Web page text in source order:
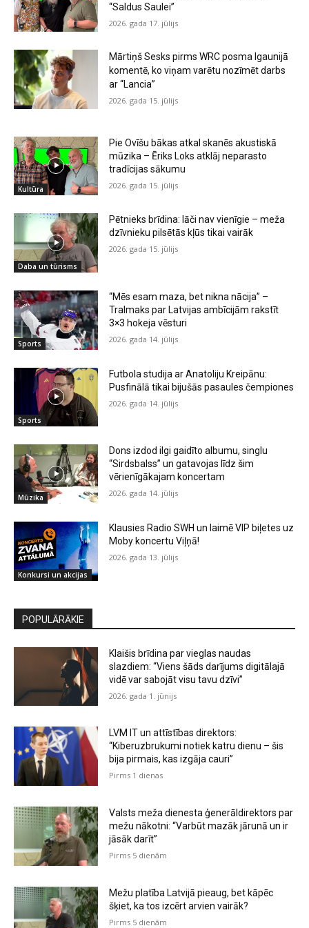
“Saldus Saulei”
2026. gada 17. jūlijs
Mārtiņš Sesks pirms WRC posma Igaunijā
komentē, ko viņam varētu nozīmēt darbs
ar “Lancia”
2026. gada 15. jūlijs
Kultūra
Pie Ovīšu bākas atkal skanēs akustiskā
mūzika – Ēriks Loks atklāj neparasto
tradīcijas sākumu
2026. gada 15. jūlijs
Daba un tūrisms
Pētnieks brīdina: lāči nav vienīgie – meža
dzīvnieku pilsētās kļūs tikai vairāk
2026. gada 15. jūlijs
Sports
“Mēs esam maza, bet nikna nācija” –
Tralmaks par Latvijas ambīcijām rakstīt
3×3 hokeja vēsturi
2026. gada 14. jūlijs
Sports
Futbola studija ar Anatoliju Kreipānu:
Pusfinālā tikai bijušās pasaules čempiones
2026. gada 14. jūlijs
Mūzika
Dons izdod ilgi gaidīto albumu, singlu
“Sirdsbalss” un gatavojas līdz šim
vērienīgākajam koncertam
2026. gada 14. jūlijs
Konkursi un akcijas
Klausies Radio SWH un laimē VIP biļetes uz
Moby koncertu Viļņā!
2026. gada 13. jūlijs
POPULĀRĀKIE
Klaišis brīdina par vieglas naudas
slazdiem: “Viens šāds darījums digitālajā
vidē var sabojāt visu tavu dzīvi”
2026. gada 1. jūnijs
LVM IT un attīstības direktors:
“Kiberuzbrukumi notiek katru dienu – šis
bija pirmais, kas izgāja cauri”
Pirms 1 dienas
Valsts meža dienesta ģenerāldirektors par
mežu nākotni: “Varbūt mazāk jārunā un ir
jāsāk darīt”
Pirms 5 dienām
Mežu platība Latvijā pieaug, bet kāpēc
šķiet, ka tos izcērt arvien vairāk?
Pirms 5 dienām